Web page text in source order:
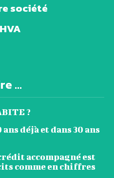
société
...
?
déjà et dans 30 ans
accompagné est
comme en chiffres